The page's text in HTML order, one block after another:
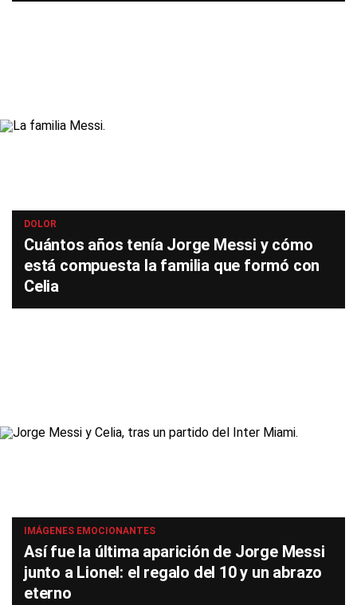
DOLOR
Cuántos años tenía Jorge Messi y cómo
está compuesta la familia que formó con
Celia
IMÁGENES EMOCIONANTES
Así fue la última aparición de Jorge Messi
junto a Lionel: el regalo del 10 y un abrazo
eterno